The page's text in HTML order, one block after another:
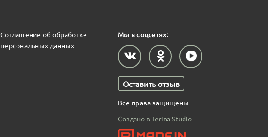
Соглашение об обработке
персональных данных
Мы в соцсетях:
Оставить отзыв
Все права защищены
Создано в Terina Studio